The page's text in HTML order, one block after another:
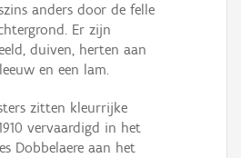
anders door de felle
Er zijn
duiven, herten aan
en een lam.
zitten kleurrijke
vervaardigd in het
Dobbelaere aan het